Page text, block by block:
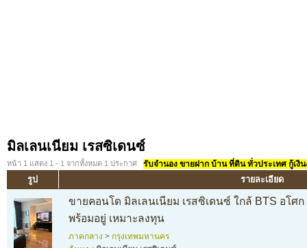
มิลเลนเนียม เรสซิเดนซ์
หน้า 1 แสดง 1 - 1 จากทั้งหมด 1 ประกาศ รับจำนอง ขายฝาก บ้าน ที่ดิน ทั่วประเทศ กู้เงิ
รูป รายละเอียด
ขายคอนโด มิลเลนเนียม เรสซิเดนซ์ ใกล้ BTS อโศ
พร้อมอยู่ เหมาะลงทุน
ภาคกลาง > กรุงเทพมหานคร